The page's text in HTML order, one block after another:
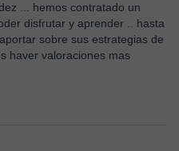
... hemos contratado un
disfrutar y aprender .. hasta
sobre sus estrategias de
haver valoraciones mas